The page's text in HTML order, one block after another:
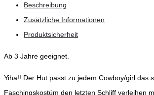
Beschreibung
Zusätzliche Informationen
Produktsicherheit
Ab 3 Jahre geeignet.
Yiha!! Der Hut passt zu jedem Cowboy/girl das
Faschingskostüm den letzten Schliff verleihen